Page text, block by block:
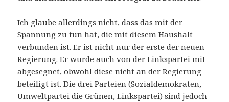
Ich glaube allerdings nicht, dass das mit der
Spannung zu tun hat, die mit diesem Haushalt
verbunden ist. Er ist nicht nur der erste der neuen
Regierung. Er wurde auch von der Linkspartei mit
abgesegnet, obwohl diese nicht an der Regierung
beteiligt ist. Die drei Parteien (Sozialdemokraten,
Umweltpartei die Grünen, Linkspartei) sind jedoch